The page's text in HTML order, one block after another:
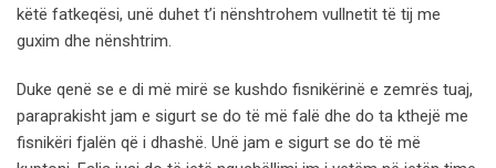
këtë fatkeqësi, unë duhet t’i nënshtrohem vullnetit të tij me
guxim dhe nënshtrim.
Duke qenë se e di më mirë se kushdo fisnikërinë e zemrës tuaj,
paraprakisht jam e sigurt se do të më falë dhe do ta kthejë me
fisnikëri fjalën që i dhashë. Unë jam e sigurt se do të më